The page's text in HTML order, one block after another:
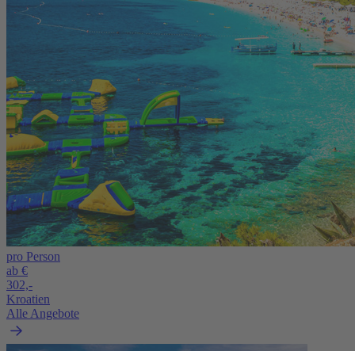
pro Person
ab €
302,-
Kroatien
Alle Angebote